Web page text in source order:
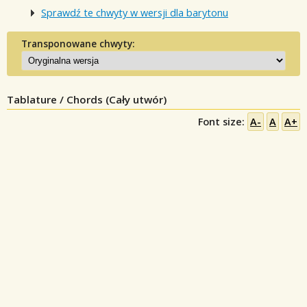
Sprawdź te chwyty w wersji dla barytonu
Transponowane chwyty:
Tablature / Chords (Cały utwór)
Font size: A- A A+